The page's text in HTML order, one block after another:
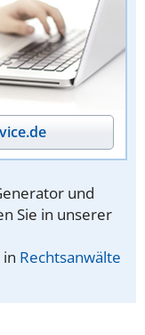
und
Sie in unserer
Rechtsanwälte